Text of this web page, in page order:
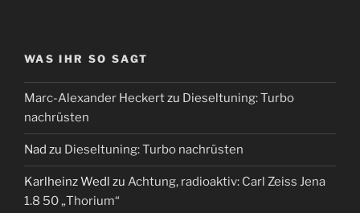
WAS IHR SO SAGT
Marc-Alexander Heckertzu Dieseltuning: Turbo
nachrüsten
Nad zu Dieseltuning: Turbo nachrüsten
Karlheinz Wedl zu Achtung, radioaktiv: Carl Zeiss Jena
1.8 50 „Thorium“